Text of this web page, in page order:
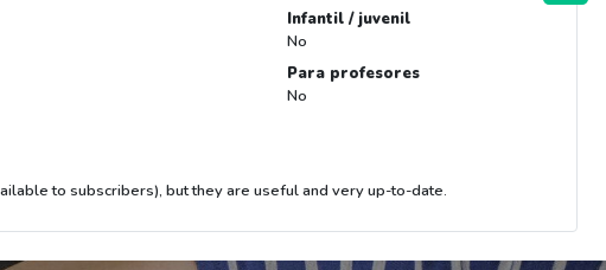
Infantil / juvenil
No
Para profesores
No
to subscribers), but they are useful and very up-to-date.